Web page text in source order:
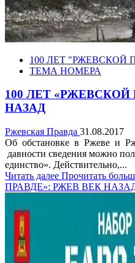
100 ЛЕТ "РЖЕВСКОЙ
ТЕМА НОМЕРА
100 ЛЕТ
НАЗАД
Ржевская Правда 31.08.2017
Об обстановке в Ржеве и
давности сведения можно
единство». Действительно,...
Читать далее Прочитать
ПРАВДЕ»: РЖЕВ ВЕК